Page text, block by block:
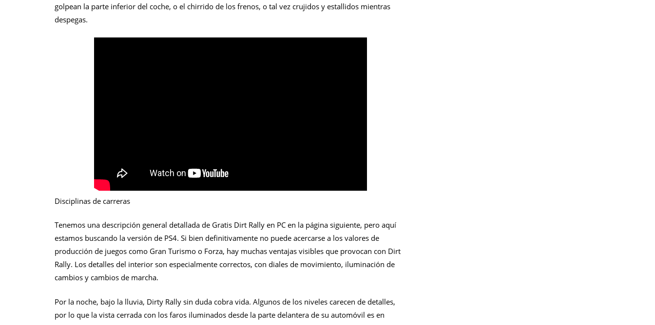
golpean la parte inferior del coche, o el chirrido de los frenos, o tal vez crujidos y estallidos mientras
despegas.
Disciplinas de carreras
Tenemos una descripción general detallada de Gratis Dirt Rally en PC en la página siguiente, pero aquí
estamos buscando la versión de PS4. Si bien definitivamente no puede acercarse a los valores de
producción de juegos como Gran Turismo o Forza, hay muchas ventajas visibles que provocan con Dirt
Rally. Los detalles del interior son especialmente correctos, con diales de movimiento, iluminación de
cambios y cambios de marcha.
Por la noche, bajo la lluvia, Dirty Rally sin duda cobra vida. Algunos de los niveles carecen de detalles,
por lo que la vista cerrada con los faros iluminados desde la parte delantera de su automóvil es en